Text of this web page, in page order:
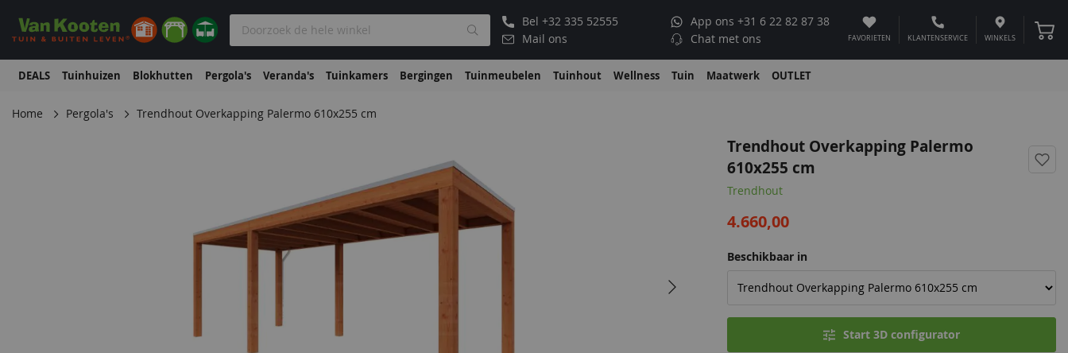
Bel +32 335 52555 App ons +31 6 22 82 87 38
Mail ons
Chat met ons FAVORIETEN KLANTENSERVICE WINKELS
DEALS Tuinhuizen Blokhutten Pergola's Veranda's Tuinkamers Bergingen Tuinmeubelen Tuinhout Wellness Tuin Maatwerk OUTLET
Home Pergola's Trendhout Overkapping Palermo 610x255 cm
Trendhout Overkapping Palermo
610x255 cm
Trendhout
4.660,00
Beschikbaar in
Start 3D configurator